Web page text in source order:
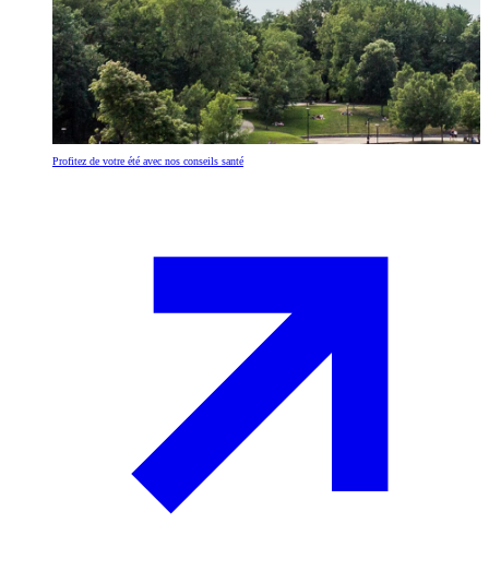
Profitez de votre été avec nos conseils santé